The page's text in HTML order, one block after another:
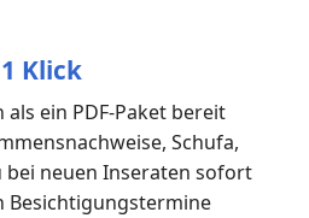
Klick
ein PDF-Paket bereit
Schufa,
bei neuen Inseraten sofort
Besichtigungstermine